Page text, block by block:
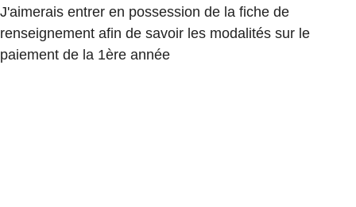
J'aimerais entrer en possession de la fiche de
renseignement afin de savoir les modalités sur le
paiement de la 1ère année